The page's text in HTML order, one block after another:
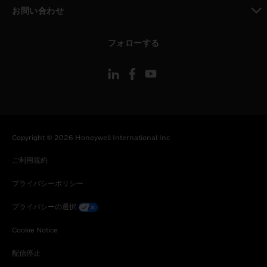
お問い合わせ
フォローする
Copyright © 2026 Honeywell International Inc
ご利用規約
プライバシーポリシー
プライバシーの選択
Cookie Notice
配信停止